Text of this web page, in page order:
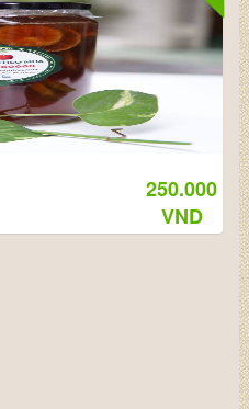
250.000
VND